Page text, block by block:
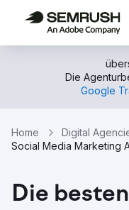
Die
Google
Home Digital
Social Media Marketing
Die